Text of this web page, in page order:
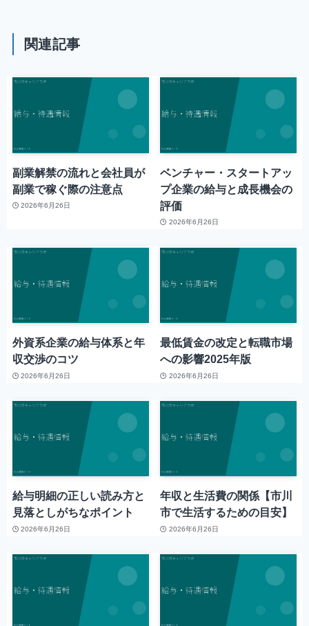
関連記事
副業解禁の流れと会社員が
副業で稼ぐ際の注意点
2026年6月26日
ベンチャー・スタートアッ
プ企業の給与と成長機会の
評価
2026年6月26日
外資系企業の給与体系と年
収交渉のコツ
2026年6月26日
最低賃金の改定と転職市場
への影響2025年版
2026年6月26日
給与明細の正しい読み方と
見落としがちなポイント
2026年6月26日
年収と生活費の関係【市川
市で生活するための目安】
2026年6月26日